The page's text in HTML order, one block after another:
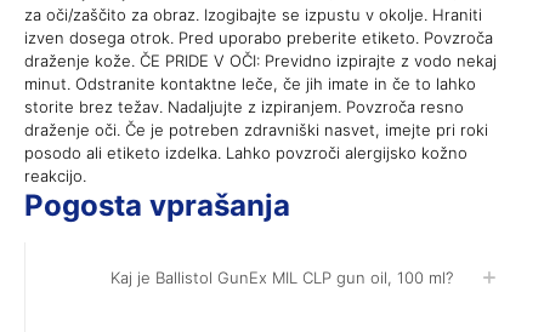
za oči/zaščito za obraz. Izogibajte se izpustu v okolje. Hraniti
izven dosega otrok. Pred uporabo preberite etiketo. Povzroča
draženje kože. ČE PRIDE V OČI: Previdno izpirajte z vodo nekaj
minut. Odstranite kontaktne leče, če jih imate in če to lahko
storite brez težav. Nadaljujte z izpiranjem. Povzroča resno
draženje oči. Če je potreben zdravniški nasvet, imejte pri roki
posodo ali etiketo izdelka. Lahko povzroči alergijsko kožno
reakcijo.
Pogosta vprašanja
Kaj je Ballistol GunEx MIL CLP gun oil, 100 ml?